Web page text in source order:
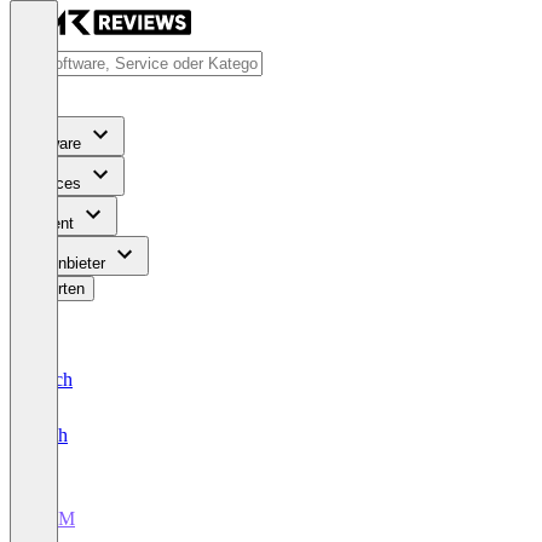
Software
Services
Content
Für Anbieter
Bewerten
Deutsch
English
CRM